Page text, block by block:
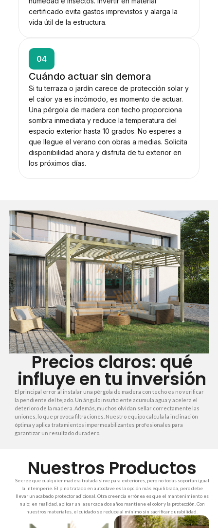
certificado evita gastos imprevistos y alarga la
vida útil de la estructura.
04
Cuándo actuar sin demora
Si tu terraza o jardín carece de protección solar y
el calor ya es incómodo, es momento de actuar.
Una pérgola de madera con techo proporciona
sombra inmediata y reduce la temperatura del
espacio exterior hasta 10 grados. No esperes a
que llegue el verano con obras a medias. Solicita
disponibilidad ahora y disfruta de tu exterior en
los próximos días.
Precios claros: qué
influye en tu inversión
El principal error al instalar una pérgola de madera con techo es no verificar
la pendiente del tejado. Un ángulo insuficiente acumula agua y acelera el
deterioro de la madera. Además, muchos olvidan sellar correctamente las
uniones, lo que provoca filtraciones. Nuestro equipo calcula la inclinación
óptima y aplica tratamientos impermeabilizantes profesionales para
garantizar un resultado duradero.
Nuestros Productos
Se cree que cualquier madera tratada sirve para exteriores, pero no todas soportan igual
la intemperie. El pino tratado en autoclave es la opción más equilibrada, pero debe
llevar un acabado protector adicional. Otra creencia errónea es que el mantenimiento es
nulo; en realidad, aplicar un lasur cada dos años mantiene el color y la protección. Con
nuestros materiales, el cuidado se reduce al mínimo sin sacrificar durabilidad.